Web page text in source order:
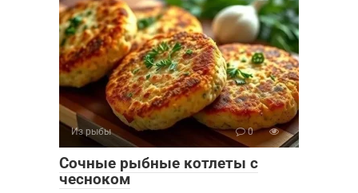
Из рыбы 0
Сочные рыбные котлеты с
чесноком